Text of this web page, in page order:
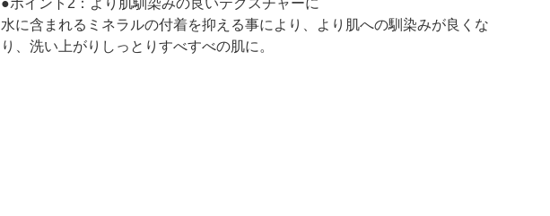
●ポイント2：より肌馴染みの良いテクスチャーに
水に含まれるミネラルの付着を抑える事により、より肌への馴染みが良くな
り、洗い上がりしっとりすべすべの肌に。